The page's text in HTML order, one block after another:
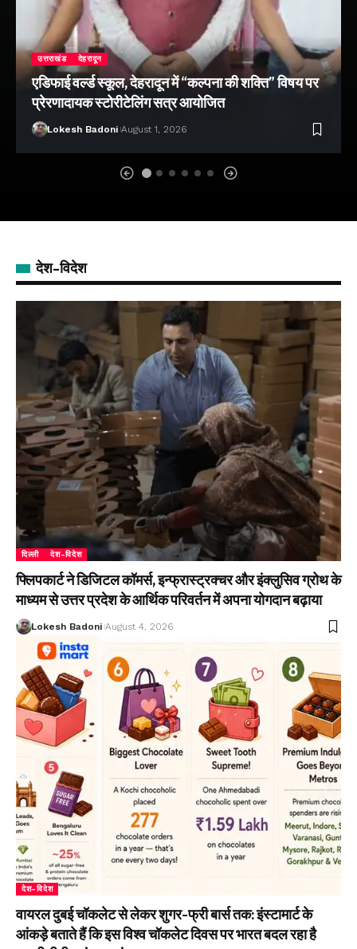
उत्तराखंड देहरादून
एडिफाई वर्ल्ड स्कूल, देहरादून में “कल्पना की शक्ति” विषय पर
प्रेरणादायक स्टोरीटेलिंग सत्र आयोजित
Lokesh Badoni August 1, 2026
देश-विदेश
दिल्ली देश-विदेश
फ्लिपकार्ट ने डिजिटल कॉमर्स, इन्फ्रास्ट्रक्चर और इंक्लुसिव ग्रोथ के
माध्यम से उत्तर प्रदेश के आर्थिक परिवर्तन में अपना योगदान बढ़ाया
Lokesh Badoni August 4, 2026
देश-विदेश
वायरल दुबई चॉकलेट से लेकर शुगर-फ्री बार्स तक: इंस्टामार्ट के
आंकड़े बताते हैं कि इस विश्व चॉकलेट दिवस पर भारत बदल रहा है